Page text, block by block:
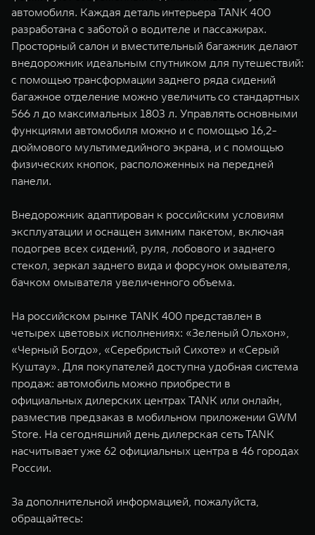
автомобиля. Каждая деталь интерьера TANK 400
разработана с заботой о водителе и пассажирах.
Просторный салон и вместительный багажник делают
внедорожник идеальным спутником для путешествий:
с помощью трансформации заднего ряда сидений
багажное отделение можно увеличить со стандартных
566 л до максимальных 1803 л. Управлять основными
функциями автомобиля можно и с помощью 16,2-
дюймового мультимедийного экрана, и с помощью
физических кнопок, расположенных на передней
панели.
Внедорожник адаптирован к российским условиям
эксплуатации и оснащен зимним пакетом, включая
подогрев всех сидений, руля, лобового и заднего
стекол, зеркал заднего вида и форсунок омывателя,
бачком омывателя увеличенного объема.
На российском рынке TANK 400 представлен в
четырех цветовых исполнениях: «Зеленый Ольхон»,
«Черный Богдо», «Серебристый Сихоте» и «Серый
Куштау». Для покупателей доступна удобная система
продаж: автомобиль можно приобрести в
официальных дилерских центрах TANK или онлайн,
разместив предзаказ в мобильном приложении GWM
Store. На сегодняшний день дилерская сеть TANK
насчитывает уже 62 официальных центра в 46 городах
России.
За дополнительной информацией, пожалуйста,
обращайтесь: